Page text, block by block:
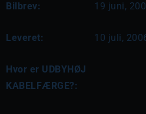
Bilbrev: 19 juni,
Leveret: 10 juli,
Hvor er UDBYHØJ
KABELFÆRGE?: